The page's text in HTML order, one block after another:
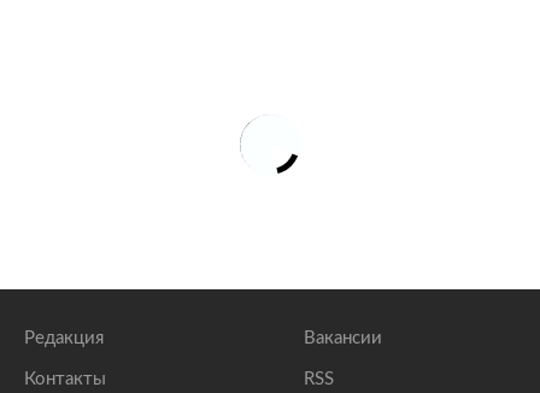
Редакция
Контакты
Вакансии
RSS